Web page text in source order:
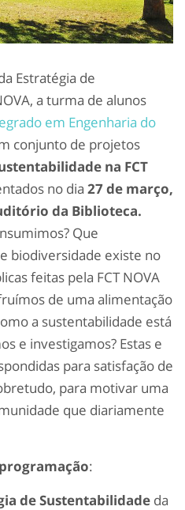
Estratégia de
a turma de alunos
em Engenharia do
conjunto de projetos
na FCT
no dia 27 de março,
da Biblioteca.
Que
biodiversidade existe no
feitas pela FCT NOVA
de uma alimentação
a sustentabilidade está
e investigamos? Estas e
para satisfação de
para motivar uma
que diariamente
programação:
de Sustentabilidade da